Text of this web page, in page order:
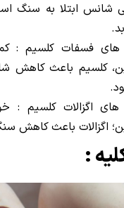
شانس ابتلا به سنگ
فسفات کلسیم :
کلسیم باعث
اگزالات کلسیم :
اگزالات باعث کاهش
: